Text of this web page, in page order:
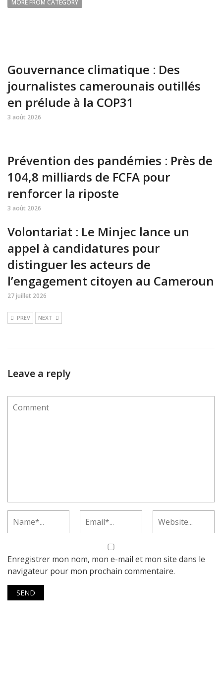
MORE FROM CATEGORY
Gouvernance climatique : Des
journalistes camerounais outillés
en prélude à la COP31
3 août 2026
Prévention des pandémies : Près de
104,8 milliards de FCFA pour
renforcer la riposte
3 août 2026
Volontariat : Le Minjec lance un
appel à candidatures pour
distinguer les acteurs de
l’engagement citoyen au Cameroun
27 juillet 2026
PREV NEXT
Leave a reply
Enregistrer mon nom, mon e-mail et mon site dans le
navigateur pour mon prochain commentaire.